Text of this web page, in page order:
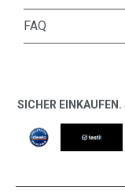
FAQ
SICHER